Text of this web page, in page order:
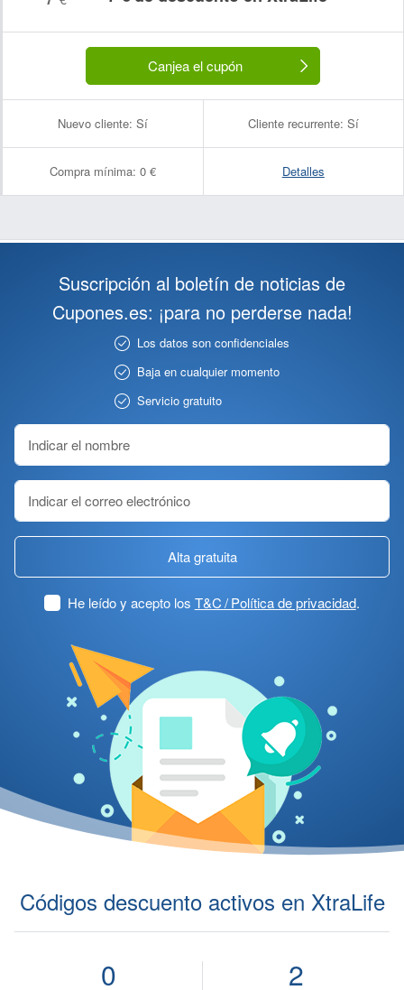
Canjea el cupón
Nuevo cliente: Sí Cliente recurrente: Sí
Compra mínima: 0 € Detalles
Suscripción al boletín de noticias de
Cupones.es: ¡para no perderse nada!
Los datos son confidenciales
Baja en cualquier momento
Servicio gratuito
Alta gratuita
He leído y acepto los T&C / Política de privacidad.
Códigos descuento activos en XtraLife
0 2